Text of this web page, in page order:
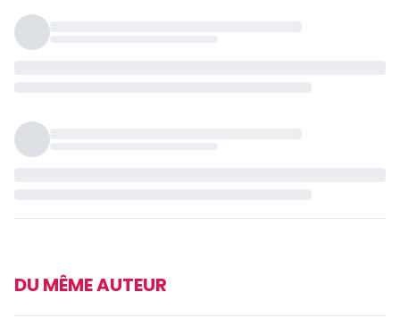
DU MÊME AUTEUR